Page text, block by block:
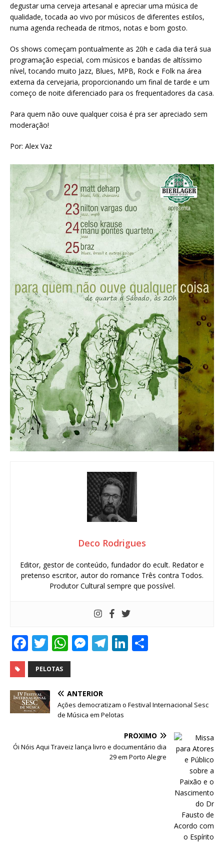
degustar uma cerveja artesanal e apreciar uma música de
qualidade, tocada ao vivo por músicos de diferentes estilos,
numa agenda recheada de ritmos, notas e bom gosto.
Os shows começam pontualmente as 20h e cada dia terá sua
programação especial, com músicos e bandas de altíssimo
nível, tocando muito Jazz, Blues, MPB, Rock e Folk na área
externa da cervejaria, proporcionando um final de tarde e um
começo de noite diferenciado para os frequentadores da casa.
Para quem não ouve qualquer coisa é pra ser apreciado sem
moderação!
Por: Alex Vaz
Deco Rodrigues
Editor, gestor de conteúdo, fundador do ecult. Redator e
pretenso escritor, autor do romance Três contra Todos.
Produtor Cultural sempre que possível.
F
a
c
e
b
o
k
T
w
it
te
r
W
h
at
s
A
p
p
M
e
n
g
e
r
T
ra
m
Li
dI
PELOTAS
ANTERIOR
Ações democratizam o Festival Internacional Sesc
de Música em Pelotas
PRÓXIMO
Ói Nóis Aqui Traveiz lança livro e documentário dia
29 em Porto Alegre